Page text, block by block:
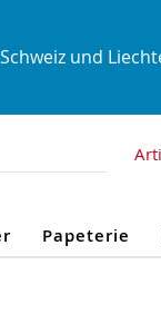
und
Papeterie